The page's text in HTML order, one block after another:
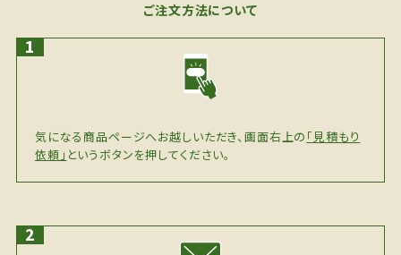
ご注文方法について
気になる商品ページへお越しいただき、画面右上の 「見積もり
依頼」 というボタンを押してください。